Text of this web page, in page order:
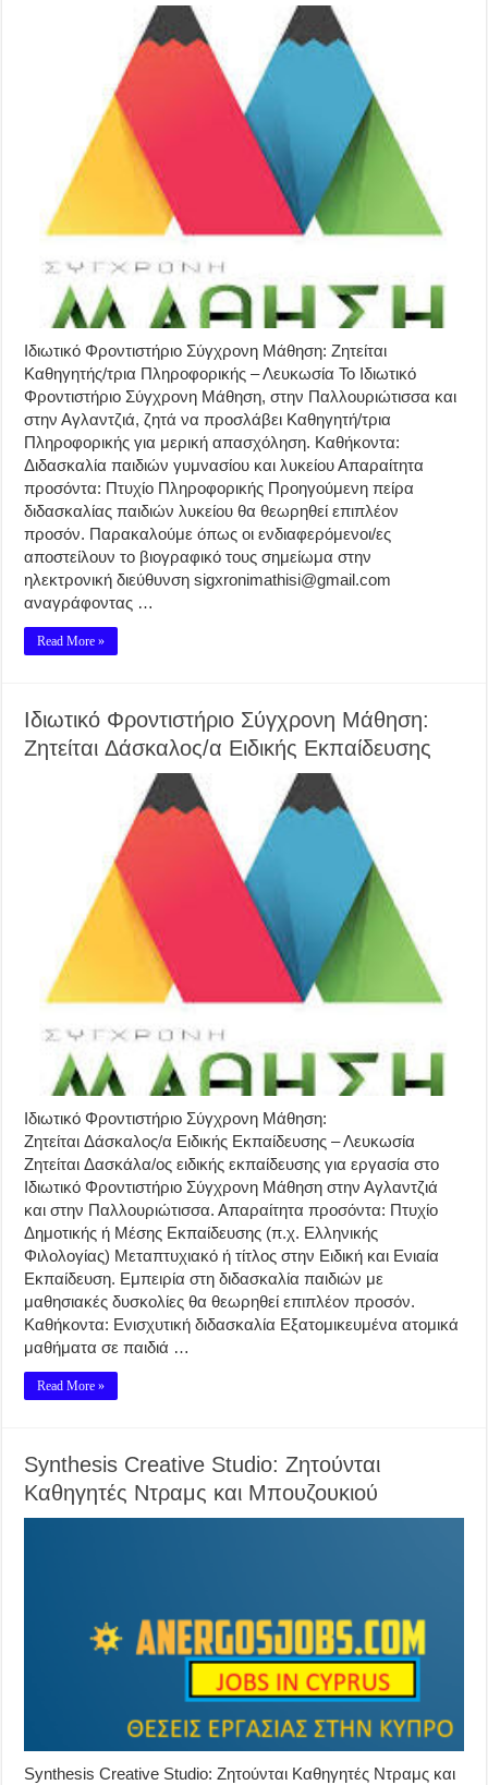
Ιδιωτικό Φροντιστήριο Σύγχρονη Μάθηση: Ζητείται
Καθηγητής/τρια Πληροφορικής – Λευκωσία Το Ιδιωτικό
Φροντιστήριο Σύγχρονη Μάθηση, στην Παλλουριώτισσα και
στην Αγλαντζιά, ζητά να προσλάβει Καθηγητή/τρια
Πληροφορικής για μερική απασχόληση. Καθήκοντα:
Διδασκαλία παιδιών γυμνασίου και λυκείου Απαραίτητα
προσόντα: Πτυχίο Πληροφορικής Προηγούμενη πείρα
διδασκαλίας παιδιών λυκείου θα θεωρηθεί επιπλέον
προσόν. Παρακαλούμε όπως οι ενδιαφερόμενοι/ες
αποστείλουν το βιογραφικό τους σημείωμα στην
ηλεκτρονική διεύθυνση sigxronimathisi@gmail.com
αναγράφοντας …
Read More »
Ιδιωτικό Φροντιστήριο Σύγχρονη Μάθηση:
Ζητείται Δάσκαλος/α Ειδικής Εκπαίδευσης
Ιδιωτικό Φροντιστήριο Σύγχρονη Μάθηση:
Ζητείται Δάσκαλος/α Ειδικής Εκπαίδευσης – Λευκωσία
Ζητείται Δασκάλα/ος ειδικής εκπαίδευσης για εργασία στο
Ιδιωτικό Φροντιστήριο Σύγχρονη Μάθηση στην Αγλαντζιά
και στην Παλλουριώτισσα. Απαραίτητα προσόντα: Πτυχίο
Δημοτικής ή Μέσης Εκπαίδευσης (π.χ. Ελληνικής
Φιλολογίας) Μεταπτυχιακό ή τίτλος στην Ειδική και Ενιαία
Εκπαίδευση. Εμπειρία στη διδασκαλία παιδιών με
μαθησιακές δυσκολίες θα θεωρηθεί επιπλέον προσόν.
Καθήκοντα: Ενισχυτική διδασκαλία Εξατομικευμένα ατομικά
μαθήματα σε παιδιά …
Read More »
Synthesis Creative Studio: Ζητούνται
Καθηγητές Ντραμς και Μπουζουκιού
Synthesis Creative Studio: Ζητούνται Καθηγητές Ντραμς και